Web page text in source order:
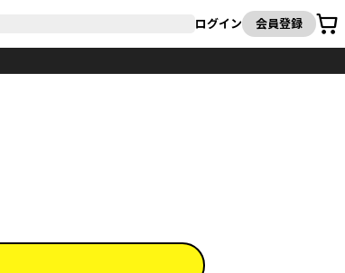
ログイン 会員登録
カート